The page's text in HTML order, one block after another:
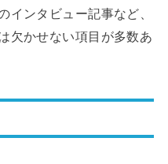
インタビュー記事など、
欠かせない項目が多数あ